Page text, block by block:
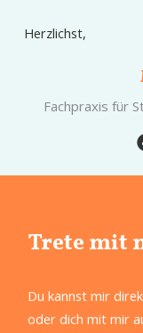
Herzlichst,
Fachpraxis für
Trete mit
Du kannst mir
oder dich mit mir